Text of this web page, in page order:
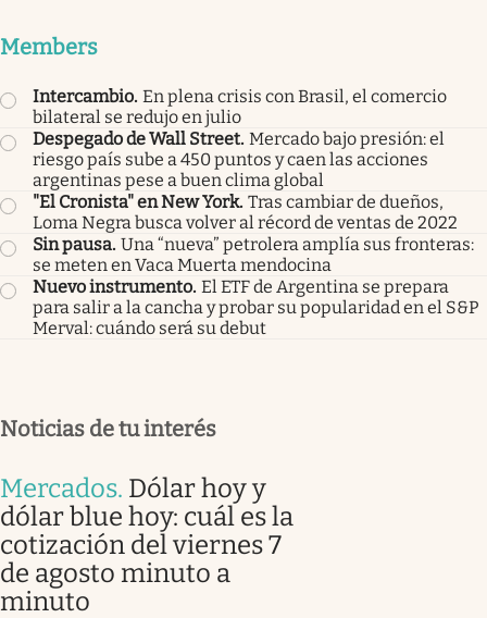
Members
Intercambio. En plena crisis con Brasil, el comercio
bilateral se redujo en julio
Despegado de Wall Street. Mercado bajo presión: el
riesgo país sube a 450 puntos y caen las acciones
argentinas pese a buen clima global
"El Cronista" en New York. Tras cambiar de dueños,
Loma Negra busca volver al récord de ventas de 2022
Sin pausa. Una “nueva” petrolera amplía sus fronteras:
se meten en Vaca Muerta mendocina
Nuevo instrumento. El ETF de Argentina se prepara
para salir a la cancha y probar su popularidad en el S&P
Merval: cuándo será su debut
Noticias de tu interés
Mercados. Dólar hoy y
dólar blue hoy: cuál es la
cotización del viernes 7
de agosto minuto a
minuto